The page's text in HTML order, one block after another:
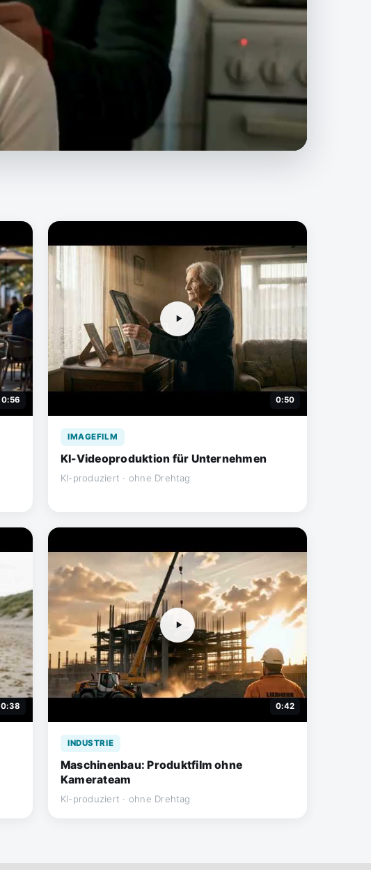
0:56 0:50
IMAGEFILM
KI-Videoproduktion für Unternehmen
KI-produziert · ohne Drehtag
0:38 0:42
INDUSTRIE
Maschinenbau: Produktfilm ohne
Kamerateam
KI-produziert · ohne Drehtag